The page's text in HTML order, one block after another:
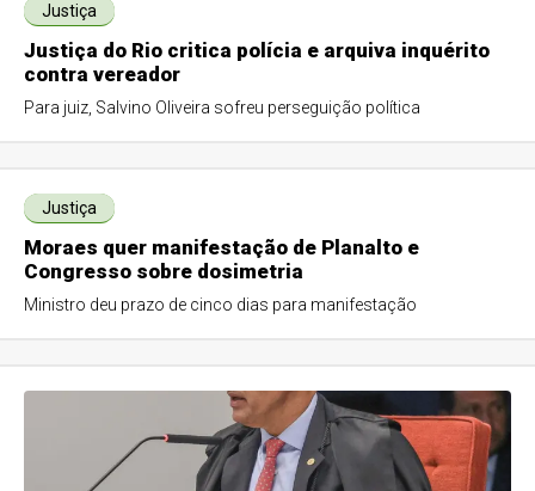
Justiça
Justiça do Rio critica polícia e arquiva inquérito
contra vereador
Para juiz, Salvino Oliveira sofreu perseguição política
Justiça
Moraes quer manifestação de Planalto e
Congresso sobre dosimetria
Ministro deu prazo de cinco dias para manifestação